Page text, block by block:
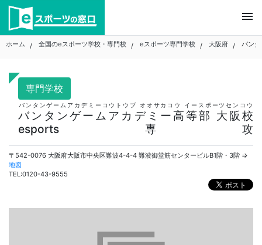
Skip
content
menu
ホーム 全国のeスポーツ学校・専門校 eスポーツ専門学校 大阪府 バン
専門学校
バンタンゲームアカデミー高等部 大阪校
esports専攻
バンタンゲームアカデミーコウトウブ オオサカコウ イースポーツセンコウ
〒542-0076 大阪府大阪市中央区難波4-4-4 難波御堂筋センタービルB1階・3階 ⇒
地図
TEL:0120-43-9555